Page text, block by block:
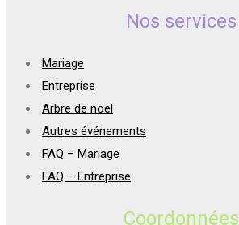
Nos services
Mariage
Entreprise
Arbre de noël
Autres événements
FAQ – Mariage
FAQ – Entreprise
Coordonnées